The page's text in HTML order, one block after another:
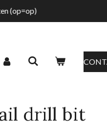
(op=op)
drill bit